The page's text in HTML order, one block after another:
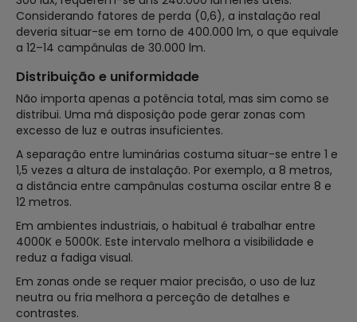
Considerando fatores de perda (0,6), a instalação real
deveria situar-se em torno de 400.000 lm, o que equivale
a 12–14 campânulas de 30.000 lm.
Distribuição e uniformidade
Não importa apenas a potência total, mas sim como se
distribui. Uma má disposição pode gerar zonas com
excesso de luz e outras insuficientes.
A separação entre luminárias costuma situar-se entre 1 e
1,5 vezes a altura de instalação. Por exemplo, a 8 metros,
a distância entre campânulas costuma oscilar entre 8 e
12 metros.
Em ambientes industriais, o habitual é trabalhar entre
4000K e 5000K. Este intervalo melhora a visibilidade e
reduz a fadiga visual.
Em zonas onde se requer maior precisão, o uso de luz
neutra ou fria melhora a perceção de detalhes e
contrastes.